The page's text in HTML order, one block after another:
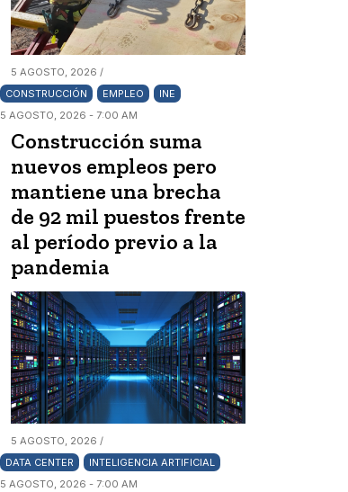
5 AGOSTO, 2026 /
CONSTRUCCIÓN
EMPLEO
INE
5 AGOSTO, 2026 - 7:00 AM
Construcción suma
nuevos empleos pero
mantiene una brecha
de 92 mil puestos frente
al período previo a la
pandemia
5 AGOSTO, 2026 /
DATA CENTER
INTELIGENCIA ARTIFICIAL
5 AGOSTO, 2026 - 7:00 AM